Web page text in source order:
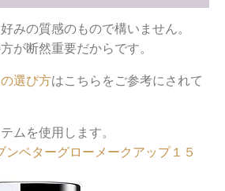
みの質感のもので構いません。
が断然重要だからです。
選び方はこちらをご参考にされて
ムを使用します。
ンベターグローメークアップ１５